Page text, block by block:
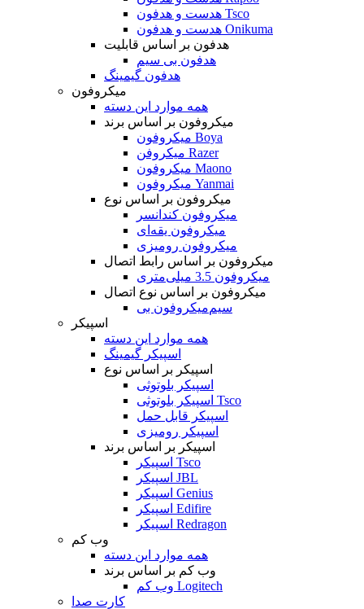
هدست و هدفون Tsco
هدست و هدفون Onikuma
هدفون بر اساس قابلیت
هدفون بی سیم
هدفون گیمینگ
میکروفون
همه موارد این دسته
میکروفون بر اساس برند
میکروفون Boya
میکروفن Razer
میکروفون Maono
میکروفون Yanmai
میکروفون بر اساس نوع
میکروفون کندانسر
میکروفون یقه‌ای
میکروفون رومیزی
میکروفون بر اساس رابط اتصال
میکروفون 3.5 میلی‌متری
میکروفون بر اساس نوع اتصال
میکروفون بی‌‎سیم
اسپیکر
همه موارد این دسته
اسپیکر گیمینگ
اسپیکر بر اساس نوع
اسپیکر بلوتوثی
اسپیکر بلوتوثی Tsco
اسپیکر قابل حمل
اسپیکر رومیزی
اسپیکر بر اساس برند
اسپیکر Tsco
اسپیکر JBL
اسپیکر Genius
اسپیکر Edifire
اسپیکر Redragon
وب کم
همه موارد این دسته
وب کم بر اساس برند
وب کم Logitech
کارت صدا